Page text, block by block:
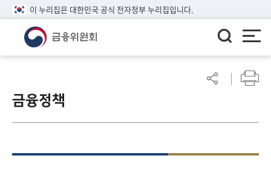
이 누리집은 대한민국 공식 전자정부 누리집입니다.
린
이알
금융정책